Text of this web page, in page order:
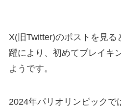
X(旧Twitter)のポストを見る
躍により、初めてブレイキ
ようです。
2024年パリオリンピックで